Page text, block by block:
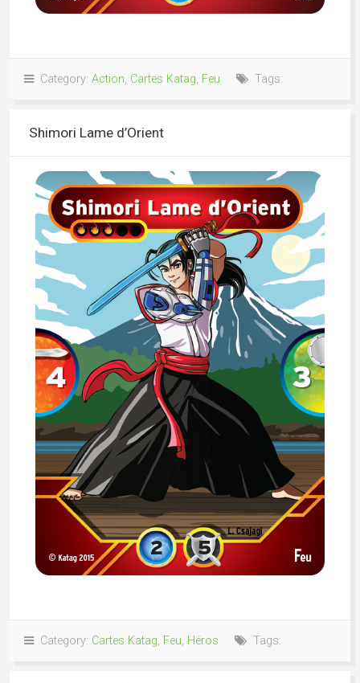
Category: Action, Cartes Katag, Feu Tags:
Shimori Lame d’Orient
Category: Cartes Katag, Feu, Héros Tags: